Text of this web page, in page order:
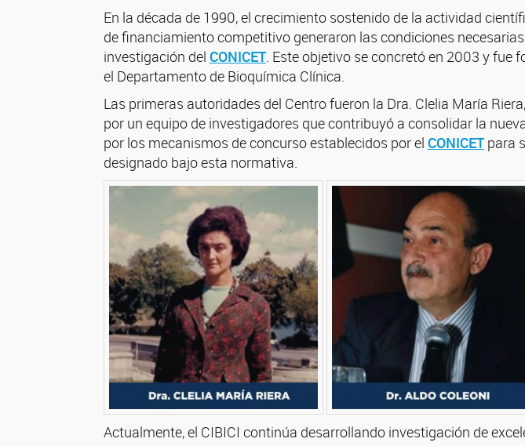
En la década de 1990, el crecimiento sostenido de la actividad
de financiamiento competitivo generaron las condiciones
investigación del CONICET. Este objetivo se concretó en 2003 y fue
el Departamento de Bioquímica Clínica.
Las primeras autoridades del Centro fueron la Dra. Clelia María
por un equipo de investigadores que contribuyó a consolidar la
por los mecanismos de concurso establecidos por el CONICETpara
designado bajo esta normativa.
Actualmente, el CIBICI continúa desarrollando investigación de